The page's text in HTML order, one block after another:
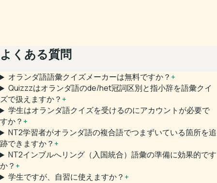
よくある質問
オランダ語語彙クイズメーカーは無料ですか？ +
Quizzzはオランダ語のde/het冠詞区別と指小辞を語彙クイ
ズで扱えますか？ +
学生はオランダ語クイズを受けるのにアカウントが必要で
すか？ +
NT2学習者がオランダ語の複合語でつまずいている箇所を追
跡できますか？ +
NT2インブルへリング（入国統合）語彙の準備に効果的です
か？ +
学生ですが、自習に使えますか？ +